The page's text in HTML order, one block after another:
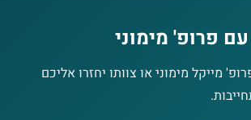
פרופ' מימוני
מייקל מימוני או צוותו יחזרו אליכם